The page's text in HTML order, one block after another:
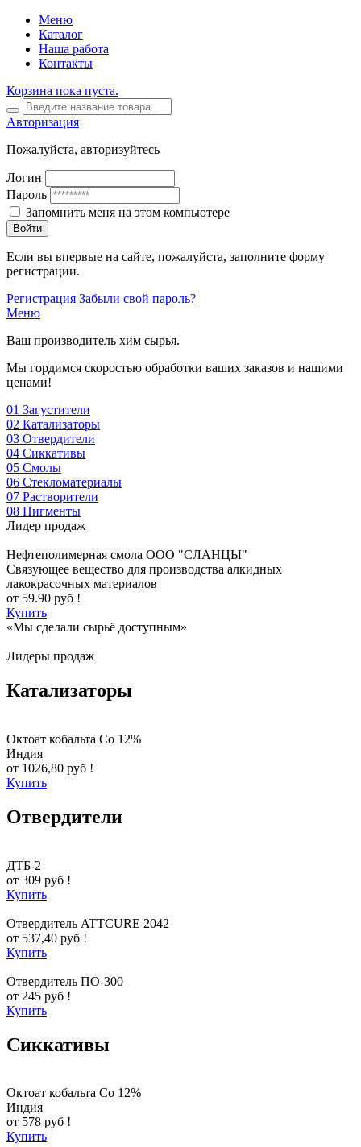
Меню
Каталог
Наша работа
Контакты
Корзина пока пуста.
Авторизация
Пожалуйста, авторизуйтесь
Логин
Пароль
Запомнить меня на этом компьютере
Войти
Если вы впервые на сайте, пожалуйста, заполните форму
регистрации.
Регистрация Забыли свой пароль?
Меню
Ваш производитель хим сырья.
Мы гордимся скоростью обработки ваших заказов и нашими
ценами!
01 Загустители
02 Катализаторы
03 Отвердители
04 Сиккативы
05 Смолы
06 Стекломатериалы
07 Растворители
08 Пигменты
Лидер продаж
Нефтеполимерная смола ООО "СЛАНЦЫ"
Cвязующее вещество для производства алкидных
лакокрасочных материалов
от 59.90 руб !
Купить
«Мы сделали сырьё доступным»
Лидеры продаж
Катализаторы
Октоат кобальта Co 12%
Индия
от 1026,80 руб !
Купить
Отвердители
ДТБ-2
от 309 руб !
Купить
Отвердитель ATTCURE 2042
от 537,40 руб !
Купить
Отвердитель ПО-300
от 245 руб !
Купить
Сиккативы
Октоат кобальта Co 12%
Индия
от 578 руб !
Купить